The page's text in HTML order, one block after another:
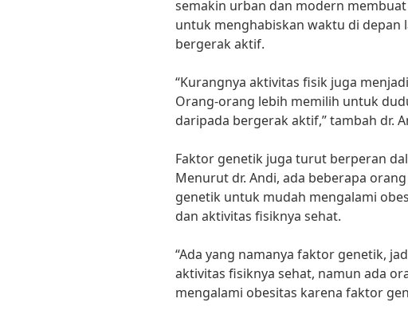
semakin urban dan modern
untuk menghabiskan waktu di depan
bergerak aktif.
“Kurangnya aktivitas fisik juga
Orang-orang lebih memilih untuk
daripada bergerak aktif,” tambah dr.
Faktor genetik juga turut berperan
Menurut dr. Andi, ada beberapa
genetik untuk mudah mengalami
dan aktivitas fisiknya sehat.
“Ada yang namanya faktor genetik,
aktivitas fisiknya sehat, namun ada
mengalami obesitas karena faktor